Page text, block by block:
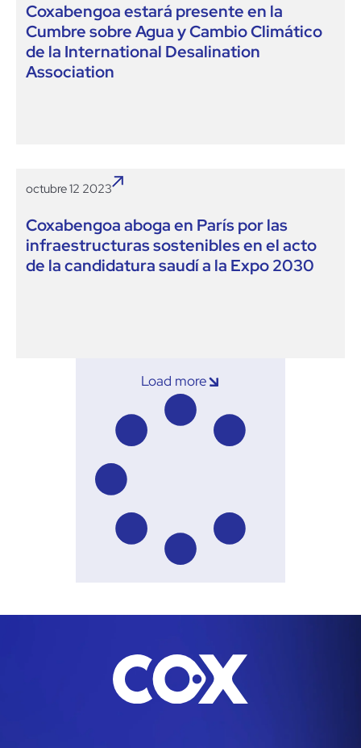
Coxabengoa estará presente en la
Cumbre sobre Agua y Cambio Climático
de la International Desalination
Association
octubre 12 2023
Coxabengoa aboga en París por las
infraestructuras sostenibles en el acto
de la candidatura saudí a la Expo 2030
Load more